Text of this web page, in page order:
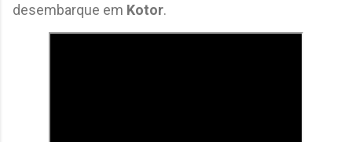
desembarque em Kotor.